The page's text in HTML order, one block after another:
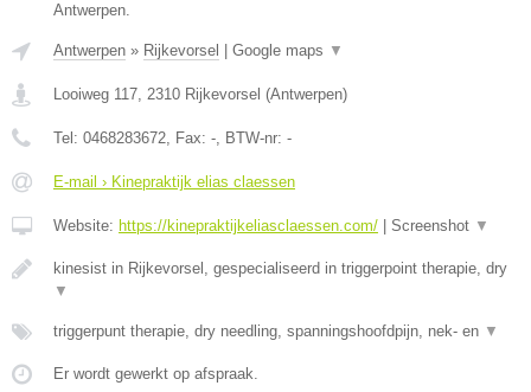
Antwerpen.
Antwerpen » Rijkevorsel Google maps ▼
Looiweg 117, 2310 Rijkevorsel (Antwerpen)
Tel: 0468283672, Fax: -, BTW-nr: -
E-mail › Kinepraktijk elias claessen
Website: https://kinepraktijkeliasclaessen.com/ Screenshot ▼
kinesist in Rijkevorsel, gespecialiseerd in triggerpoint therapie, dry
▼
triggerpunt therapie, dry needling, spanningshoofdpijn, nek- en ▼
Er wordt gewerkt op afspraak.